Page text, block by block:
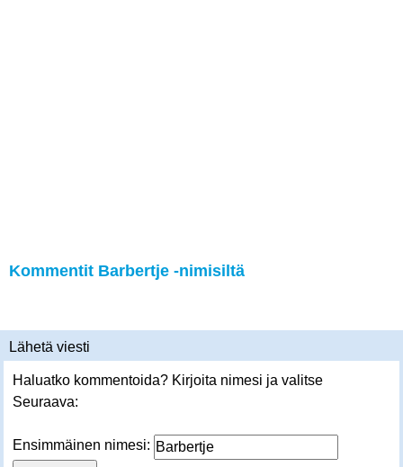
Kommentit Barbertje -nimisiltä
Lähetä viesti
Haluatko kommentoida? Kirjoita nimesi ja valitse
Seuraava:
Ensimmäinen nimesi: